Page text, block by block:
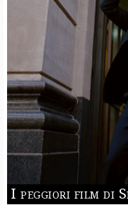
I peggiori film di